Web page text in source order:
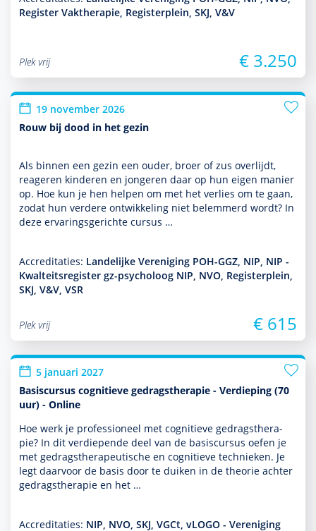
Register Vaktherapie, Registerplein, SKJ, V&V
Plek vrij € 3.250
19 november 2026
Rouw bij dood in het gezin
Als binnen een gezin een ouder, broer of zus overlijdt,
reageren kin­de­ren en jongeren daar op hun eigen manier
op. Hoe kun je hen helpen om met het verlies om te gaan,
zodat hun verdere ont­wikke­ling niet belemmerd wordt? In
deze ervaringsgerichte cursus …
Accreditaties: Landelijke Vereniging POH-GGZ, NIP, NIP -
Kwalteitsregister gz-psycholoog NIP, NVO, Registerplein,
SKJ, V&V, VSR
Plek vrij € 615
5 januari 2027
Basiscursus cognitieve gedragstherapie - Verdieping (70
uur) - Online
Hoe werk je professioneel met cogni­tieve gedrags­thera­
pie? In dit ver­die­pende deel van de basis­cursus oefen je
met gedrags­thera­peu­tische en cogni­tieve tech­nieken. Je
legt daarvoor de basis door te duiken in de theorie achter
gedrags­thera­pie en het …
Accreditaties: NIP, NVO, SKJ, VGCt, vLOGO - Vereniging